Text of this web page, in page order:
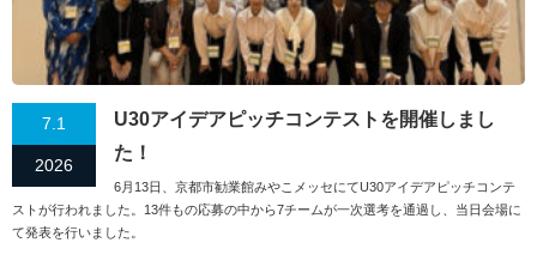
7.1
2026
U30アイデアピッチコンテストを開催しまし
た！
6月13日、京都市勧業館みやこメッセにてU30アイデアピッチコンテ
ストが行われました。13件もの応募の中から7チームが一次選考を通過し、当日会場に
て発表を行いました。